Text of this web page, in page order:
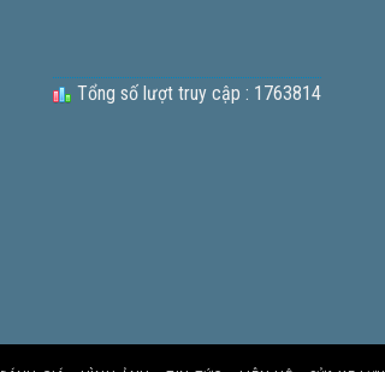
Tổng số lượt truy cập : 1763814